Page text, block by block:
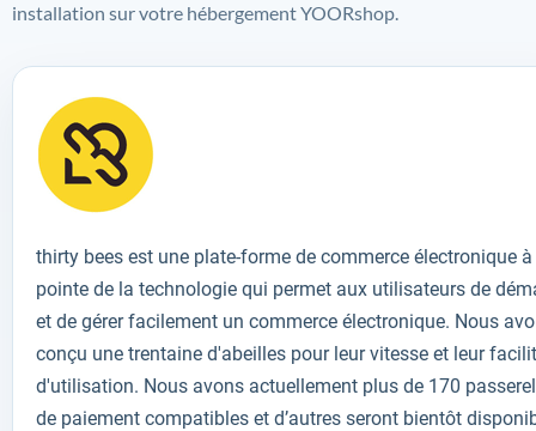
installation sur votre hébergement YOORshop.
thirty bees est une plate-forme de commerce électronique
pointe de la technologie qui permet aux utilisateurs de
et de gérer facilement un commerce électronique. Nous
conçu une trentaine d'abeilles pour leur vitesse et leur
d'utilisation. Nous avons actuellement plus de 170
de paiement compatibles et d’autres seront bientôt